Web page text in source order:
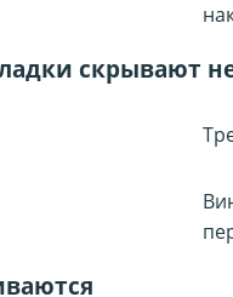
скрывают